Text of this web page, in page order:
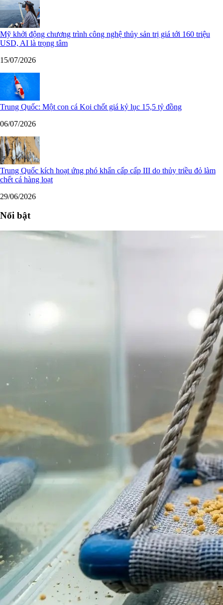
Mỹ khởi động chương trình công nghệ thủy sản trị giá tới 160 triệu
USD, AI là trọng tâm
15/07/2026
Trung Quốc: Một con cá Koi chốt giá kỷ lục 15,5 tỷ đồng
06/07/2026
Trung Quốc kích hoạt ứng phó khẩn cấp cấp III do thủy triều đỏ làm
chết cá hàng loạt
29/06/2026
Nổi bật